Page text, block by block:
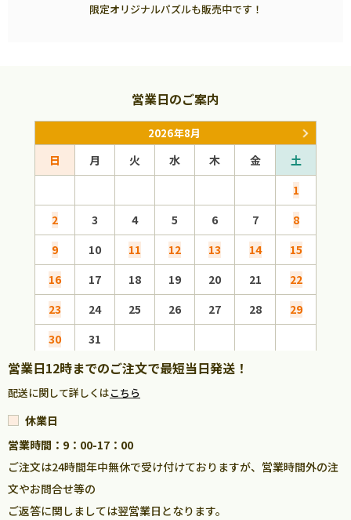
限定オリジナルパズルも販売中です！
営業日のご案内
2026年8月
日 月 火 水 木 金
土
1
2
3 4 5 6 7
8
9
10 11 12 13 14
15
16
17 18 19 20 21
22
23
24 25 26 27 28
29
30
31
営業日12時までのご注文で最短当日発送！
配送に関して詳しくはこちら
休業日
営業時間：9：00-17：00
ご注文は24時間年中無休で受け付けておりますが、営業時間外の注
文やお問合せ等の
ご返答に関しましては翌営業日となります。